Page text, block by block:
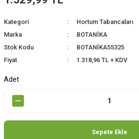
Kategori
Hortum Tabancaları
Marka
BOTANİKA
Stok Kodu
BOTANİKA55325
Fiyat
1.318,96 TL + KDV
Adet
Sepete Ekle